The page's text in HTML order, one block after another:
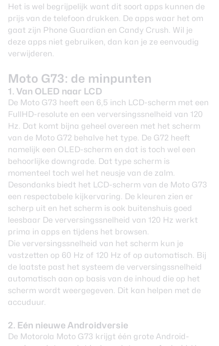
Het is wel begrijpelijk want dit soort apps kunnen de
prijs van de telefoon drukken. De apps waar het om
gaat zijn Phone Guardian en Candy Crush. Wil je
deze apps niet gebruiken, dan kan je ze eenvoudig
verwijderen.
Moto G73: de minpunten
1. Van OLED naar LCD
De Moto G73 heeft een 6,5 inch LCD-scherm met een
FullHD-resolute en een verversingssnelheid van 120
Hz. Dat komt bijna geheel overeen met het scherm
van de Moto G72 behalve het type. De G72 heeft
namelijk een OLED-scherm en dat is toch wel een
behoorlijke downgrade. Dat type scherm is
momenteel toch wel het neusje van de zalm.
Desondanks biedt het LCD-scherm van de Moto G73
een respectabele kijkervaring. De kleuren zien er
scherp uit en het scherm is ook buitenshuis goed
leesbaar De verversingssnelheid van 120 Hz werkt
prima in apps en tijdens het browsen.
Die verversingssnelheid van het scherm kun je
vastzetten op 60 Hz of 120 Hz of op automatisch. Bij
de laatste past het systeem de verversingssnelheid
automatisch aan op basis van de inhoud die op het
scherm wordt weergegeven. Dit kan helpen met de
accuduur.
2. Eén nieuwe Androidversie
De Motorola Moto G73 krijgt één grote Android-